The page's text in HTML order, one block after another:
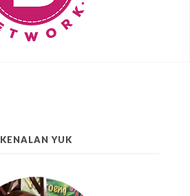
KENALAN YUK